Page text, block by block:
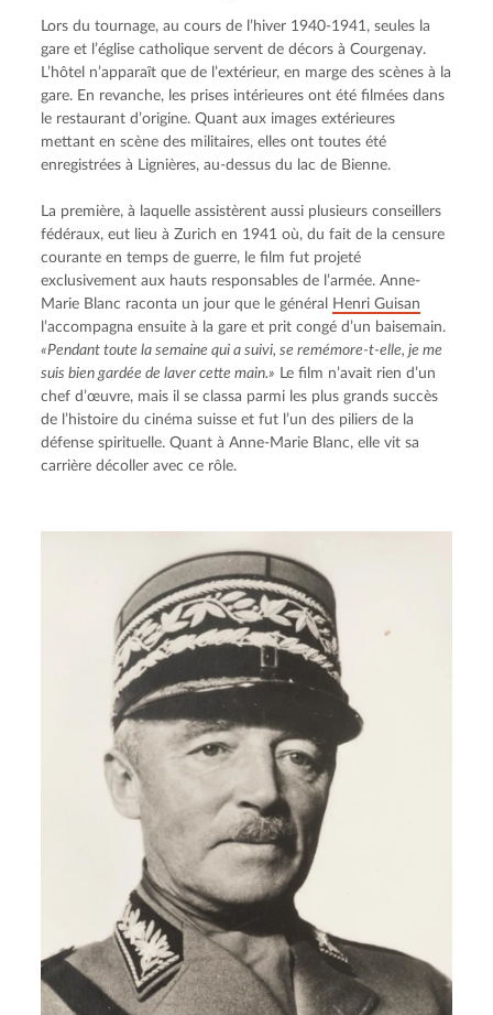
Lors du tournage, au cours de l’hiver 1940-1941, seules la
gare et l’église catholique servent de décors à Courgenay.
L’hôtel n’apparaît que de l’extérieur, en marge des scènes à la
gare. En revanche, les prises intérieures ont été filmées dans
le restaurant d’origine. Quant aux images extérieures
mettant en scène des militaires, elles ont toutes été
enregistrées à Lignières, au-dessus du lac de Bienne.
La première, à laquelle assistèrent aussi plusieurs conseillers
fédéraux, eut lieu à Zurich en 1941 où, du fait de la censure
courante en temps de guerre, le film fut projeté
exclusivement aux hauts responsables de l’armée. Anne-
Marie Blanc raconta un jour que le général
Henri Guisan
«Pendant toute la semaine qui a suivi, se remémore-t-elle, je me
suis bien gardée de laver cette main.» Le film n’avait rien d’un
chef d’œuvre, mais il se classa parmi les plus grands succès
de l’histoire du cinéma suisse et fut l’un des piliers de la
défense spirituelle. Quant à Anne-Marie Blanc, elle vit sa
carrière décoller avec ce rôle.